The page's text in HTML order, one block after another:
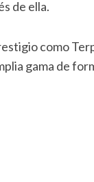
de ella.
como
gama de